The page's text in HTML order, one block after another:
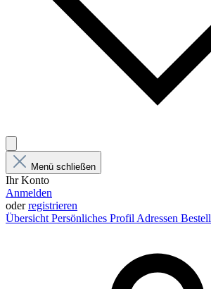
Menü schließen
Ihr Konto
Anmelden
oderregistrieren
Übersicht Persönliches Profil Adressen